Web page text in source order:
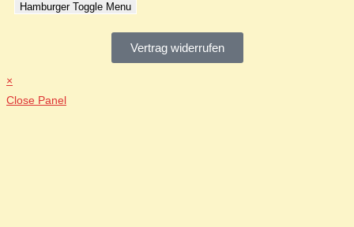
Hamburger Toggle Menu
Vertrag widerrufen
×
Close Panel